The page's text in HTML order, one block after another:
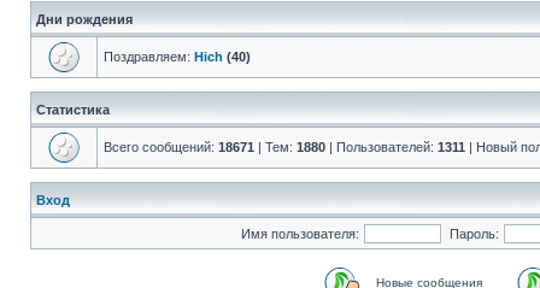
Дни рождения
Поздравляем: Hich (40)
Статистика
Всего сообщений: 18671 | Тем: 1880 | Пользователей: 1311 | Новый
Вход
Имя пользователя: Пароль:
Новые сообщения